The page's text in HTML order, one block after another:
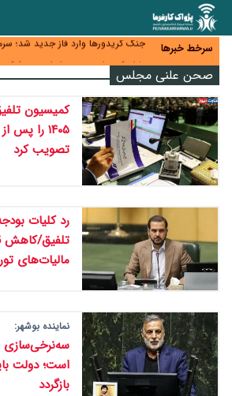
سرخط خبرها
زائران اربعین نگران ارز باقی‌مانده
بانک‌ها و صرافی‌ها
پارادوکس اینترنت در ایران؛
شبکه کمتر توسعه می‌یابد
تأمین سرمایه در گردش بدون خلق
جدید سیاست‌های مالیاتی در حمایت از
معمای تأمین ۸۰ همت معوقات
وارد میدان شد
صحن علنی مجلس
کمیسیون
۱۴۰۵ را
تصویب کرد
تلفیق/کاهش
مالیات‌های
نماینده بوشهر:
سه‌نرخی‌سازی
است؛ دولت
بازگردد